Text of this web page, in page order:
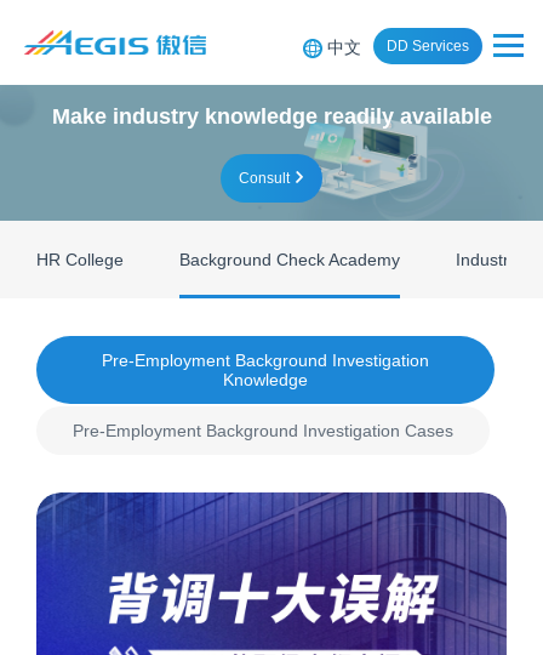
中文 DD Services
Make industry knowledge readily available
Consult
HR College Background Check Academy Industry
Pre-Employment Background Investigation
Knowledge
Pre-Employment Background Investigation Cases